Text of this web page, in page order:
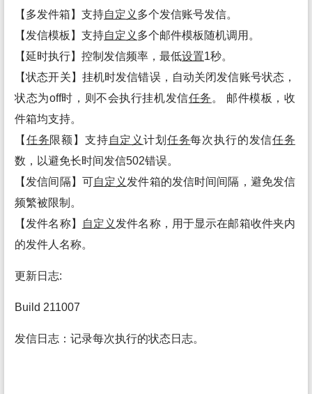
【多发件箱】支持自定义 多个发信账号发信。
【发信模板】支持自定义 多个邮件模板随机调用。
【延时执行】控制发信频率，最低设置1秒。
【状态开关】挂机时发信错误，自动关闭发信账号状态，
状态为off时，则不会执行挂机发信任务 。 邮件模板，收
件箱均支持。
【 任务限额】支持自定义计划 任务每次执行的发信任务
数，以避免长时间发信502错误。
【发信间隔】可自定义 发件箱的发信时间间隔，避免发信
频繁被限制。
【发件名称】
自定义 发件名称，用于显示在邮箱收件夹内
的发件人名称。
更新日志:
Build 211007
发信日志：记录每次执行的状态日志。